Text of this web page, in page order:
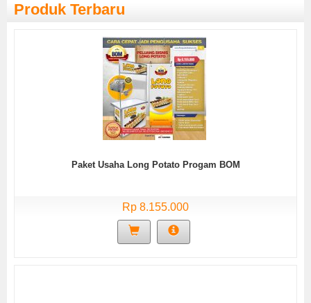
Produk Terbaru
Paket Usaha Long Potato Progam BOM
Rp 8.155.000